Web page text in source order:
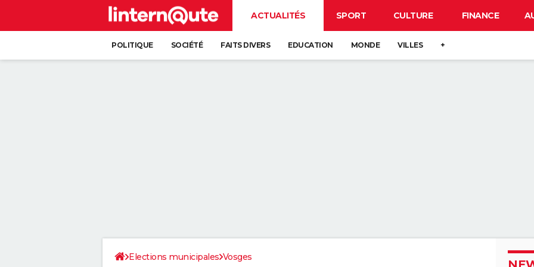
ACTUALITÉS SPORT CULTURE FINANCE
POLITIQUE SOCIÉTÉ FAITS DIVERS EDUCATION MONDE VILLES +
Elections municipales Vosges